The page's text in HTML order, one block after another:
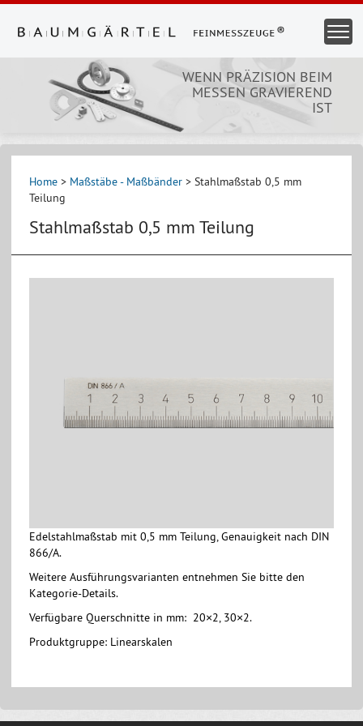
Direkt
zum
Inhalt
WENN PRÄZISION BEIM
MESSEN GRAVIEREND
IST
Home > Maßstäbe - Maßbänder > Stahlmaßstab 0,5 mm
Teilung
Stahlmaßstab 0,5 mm Teilung
Edelstahlmaßstab mit 0,5 mm Teilung, Genauigkeit nach DIN
866/A.
Weitere Ausführungsvarianten entnehmen Sie bitte den
Kategorie-Details.
Verfügbare Querschnitte in mm: 20×2, 30×2.
Produktgruppe: Linearskalen